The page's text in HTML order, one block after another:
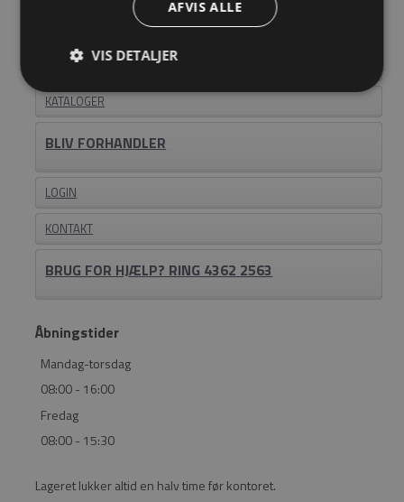
OM EASYSTEEL
KATALOGER
BLIV FORHANDLER
LOGIN
KONTAKT
BRUG FOR HJÆLP? RING 4362 2563
Åbningstider
Mandag-torsdag
08:00 - 16:00
Fredag
08:00 - 15:30
Lageret lukker altid en halv time før kontoret.
AFVIS ALLE
VIS DETALJER